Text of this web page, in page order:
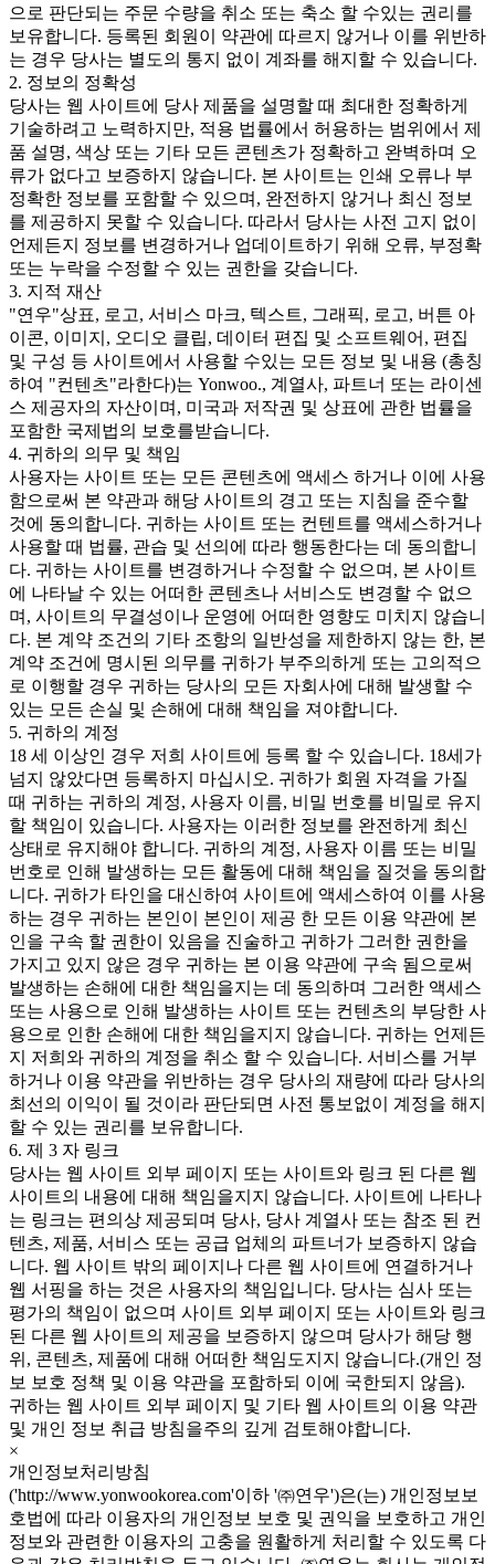
으로 판단되는 주문 수량을 취소 또는 축소 할 수있는 권리를
보유합니다. 등록된 회원이 약관에 따르지 않거나 이를 위반하
는 경우 당사는 별도의 통지 없이 계좌를 해지할 수 있습니다.
2. 정보의 정확성
당사는 웹 사이트에 당사 제품을 설명할 때 최대한 정확하게
기술하려고 노력하지만, 적용 법률에서 허용하는 범위에서 제
품 설명, 색상 또는 기타 모든 콘텐츠가 정확하고 완벽하며 오
류가 없다고 보증하지 않습니다. 본 사이트는 인쇄 오류나 부
정확한 정보를 포함할 수 있으며, 완전하지 않거나 최신 정보
를 제공하지 못할 수 있습니다. 따라서 당사는 사전 고지 없이
언제든지 정보를 변경하거나 업데이트하기 위해 오류, 부정확
또는 누락을 수정할 수 있는 권한을 갖습니다.
3. 지적 재산
"연우"상표, 로고, 서비스 마크, 텍스트, 그래픽, 로고, 버튼 아
이콘, 이미지, 오디오 클립, 데이터 편집 및 소프트웨어, 편집
및 구성 등 사이트에서 사용할 수있는 모든 정보 및 내용 (총칭
하여 "컨텐츠"라한다)는 Yonwoo., 계열사, 파트너 또는 라이센
스 제공자의 자산이며, 미국과 저작권 및 상표에 관한 법률을
포함한 국제법의 보호를받습니다.
4. 귀하의 의무 및 책임
사용자는 사이트 또는 모든 콘텐츠에 액세스 하거나 이에 사용
함으로써 본 약관과 해당 사이트의 경고 또는 지침을 준수할
것에 동의합니다. 귀하는 사이트 또는 컨텐트를 액세스하거나
사용할 때 법률, 관습 및 선의에 따라 행동한다는 데 동의합니
다. 귀하는 사이트를 변경하거나 수정할 수 없으며, 본 사이트
에 나타날 수 있는 어떠한 콘텐츠나 서비스도 변경할 수 없으
며, 사이트의 무결성이나 운영에 어떠한 영향도 미치지 않습니
다. 본 계약 조건의 기타 조항의 일반성을 제한하지 않는 한, 본
계약 조건에 명시된 의무를 귀하가 부주의하게 또는 고의적으
로 이행할 경우 귀하는 당사의 모든 자회사에 대해 발생할 수
있는 모든 손실 및 손해에 대해 책임을 져야합니다.
5. 귀하의 계정
18 세 이상인 경우 저희 사이트에 등록 할 수 있습니다. 18세가
넘지 않았다면 등록하지 마십시오. 귀하가 회원 자격을 가질
때 귀하는 귀하의 계정, 사용자 이름, 비밀 번호를 비밀로 유지
할 책임이 있습니다. 사용자는 이러한 정보를 완전하게 최신
상태로 유지해야 합니다. 귀하의 계정, 사용자 이름 또는 비밀
번호로 인해 발생하는 모든 활동에 대해 책임을 질것을 동의합
니다. 귀하가 타인을 대신하여 사이트에 액세스하여 이를 사용
하는 경우 귀하는 본인이 본인이 제공 한 모든 이용 약관에 본
인을 구속 할 권한이 있음을 진술하고 귀하가 그러한 권한을
가지고 있지 않은 경우 귀하는 본 이용 약관에 구속 됨으로써
발생하는 손해에 대한 책임을지는 데 동의하며 그러한 액세스
또는 사용으로 인해 발생하는 사이트 또는 컨텐츠의 부당한 사
용으로 인한 손해에 대한 책임을지지 않습니다. 귀하는 언제든
지 저희와 귀하의 계정을 취소 할 수 있습니다. 서비스를 거부
하거나 이용 약관을 위반하는 경우 당사의 재량에 따라 당사의
최선의 이익이 될 것이라 판단되면 사전 통보없이 계정을 해지
할 수 있는 권리를 보유합니다.
6. 제 3 자 링크
당사는 웹 사이트 외부 페이지 또는 사이트와 링크 된 다른 웹
사이트의 내용에 대해 책임을지지 않습니다. 사이트에 나타나
는 링크는 편의상 제공되며 당사, 당사 계열사 또는 참조 된 컨
텐츠, 제품, 서비스 또는 공급 업체의 파트너가 보증하지 않습
니다. 웹 사이트 밖의 페이지나 다른 웹 사이트에 연결하거나
웹 서핑을 하는 것은 사용자의 책임입니다. 당사는 심사 또는
평가의 책임이 없으며 사이트 외부 페이지 또는 사이트와 링크
된 다른 웹 사이트의 제공을 보증하지 않으며 당사가 해당 행
위, 콘텐츠, 제품에 대해 어떠한 책임도지지 않습니다.(개인 정
보 보호 정책 및 이용 약관을 포함하되 이에 국한되지 않음).
귀하는 웹 사이트 외부 페이지 및 기타 웹 사이트의 이용 약관
및 개인 정보 취급 방침을주의 깊게 검토해야합니다.
×
개인정보처리방침
('http://www.yonwookorea.com'이하 '㈜연우')은(는) 개인정보보
호법에 따라 이용자의 개인정보 보호 및 권익을 보호하고 개인
정보와 관련한 이용자의 고충을 원활하게 처리할 수 있도록 다